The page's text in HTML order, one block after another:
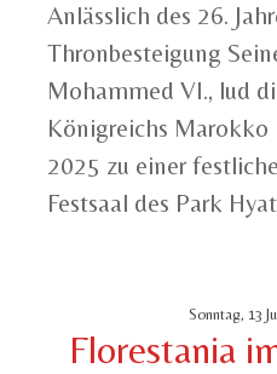
Anlässlich des 26.
Thronbesteigung
Mohammed VI., lud
Königreichs Marokko
2025 zu einer
Festsaal des Park
Sonntag, 13
Florestania